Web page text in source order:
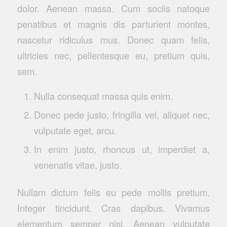
dolor. Aenean massa. Cum sociis natoque
penatibus et magnis dis parturient montes,
nascetur ridiculus mus. Donec quam felis,
ultricies nec, pellentesque eu, pretium quis,
sem.
Nulla consequat massa quis enim.
Donec pede justo, fringilla vel, aliquet nec,
vulputate eget, arcu.
In enim justo, rhoncus ut, imperdiet a,
venenatis vitae, justo.
Nullam dictum felis eu pede mollis pretium.
Integer tincidunt. Cras dapibus. Vivamus
elementum semper nisi. Aenean vulputate